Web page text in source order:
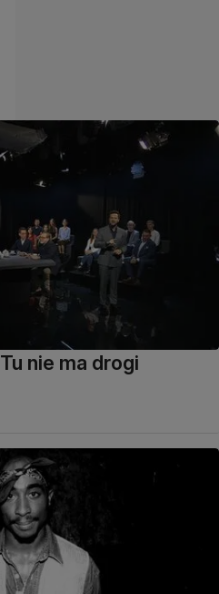
nie ma drogi